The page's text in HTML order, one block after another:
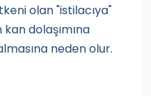
olan "istilacıya"
dolaşımına
neden olur.